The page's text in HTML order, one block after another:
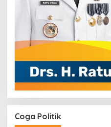
Coga Politik